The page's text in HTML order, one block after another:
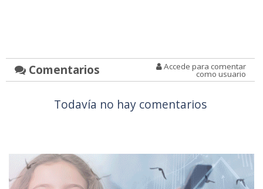
Comentarios Accede para comentar
como usuario
Todavía no hay comentarios